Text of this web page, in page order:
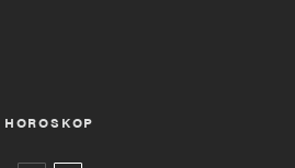
HOROSKOP